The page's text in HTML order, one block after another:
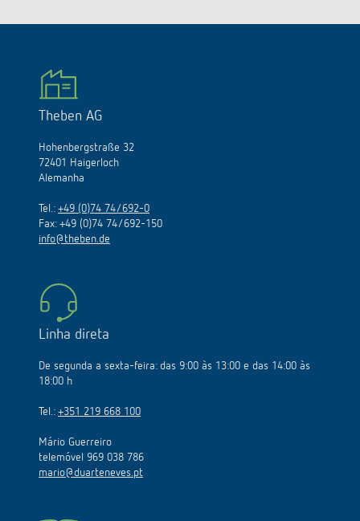
Theben AG
Hohenbergstraße 32
72401 Haigerloch
Alemanha
Tel.: +49 (0)74 74/692-0
Fax: +49 (0)74 74/692-150
info@theben.de
Linha direta
De segunda a sexta-feira: das 9:00 às 13:00 e das 14:00 às
18:00 h
Tel.: +351 219 668 100
Mário Guerreiro
telemóvel 969 038 786
mario@duarteneves.pt